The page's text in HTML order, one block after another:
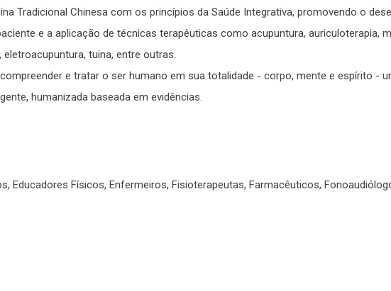
Tradicional Chinesa com os princípios da Saúde Integrativa, promovendo o
e a aplicação de técnicas terapêuticas como acupuntura, auriculoterapia,
tuina, entre outras.
e tratar o ser humano em sua totalidade - corpo, mente e espírito -
humanizada baseada em evidências.
Educadores Físicos, Enfermeiros, Fisioterapeutas, Farmacêuticos,